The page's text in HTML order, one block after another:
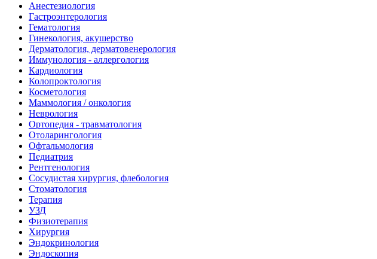
Анестезиология
Гастроэнтерология
Гематология
Гинекология, акушерство
Дерматология, дерматовенерология
Иммунология - аллергология
Кардиология
Колопроктология
Косметология
Маммология / онкология
Неврология
Ортопедия - травматология
Отоларингология
Офтальмология
Педиатрия
Рентгенология
Сосудистая хирургия, флебология
Стоматология
Терапия
УЗД
Физиотерапия
Хирургия
Эндокринология
Эндоскопия